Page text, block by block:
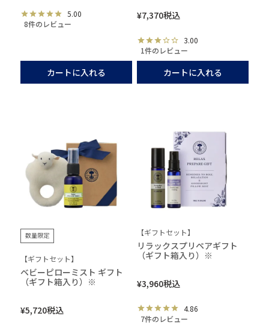
5.00
8件のレビュー
カートに入れる
¥7,370税込
3.00
1件のレビュー
カートに入れる
数量限定
【ギフトセット】
ベビーピローミスト ギフト
（ギフト箱入り）※
¥5,720税込
【ギフトセット】
リラックスプリペアギフト
（ギフト箱入り）※
¥3,960税込
4.86
7件のレビュー